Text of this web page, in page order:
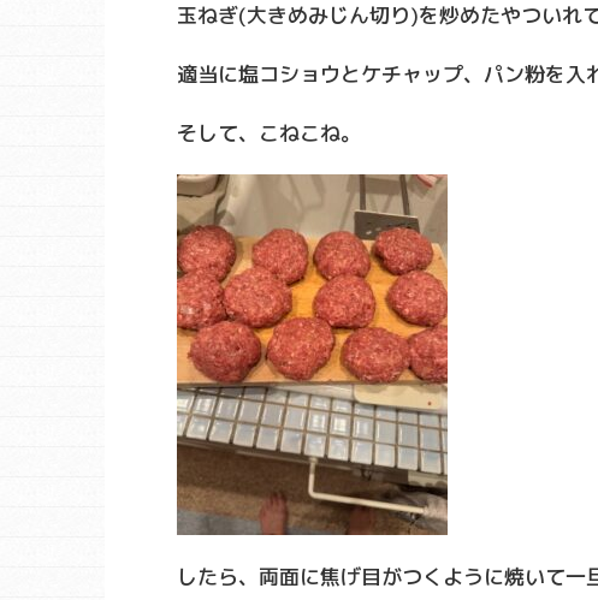
玉ねぎ(大きめみじん切り)を炒めたやついれて
適当に塩コショウとケチャップ、パン粉を入
そして、こねこね。
したら、両面に焦げ目がつくように焼いて一